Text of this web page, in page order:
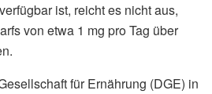
ist, reicht es nicht aus,
von etwa 1 mg pro Tag über
für Ernährung (DGE) in